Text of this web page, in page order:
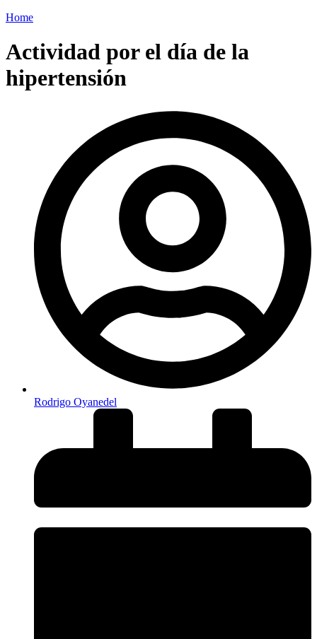
Home
Actividad por el día de la
hipertensión
Rodrigo Oyanedel